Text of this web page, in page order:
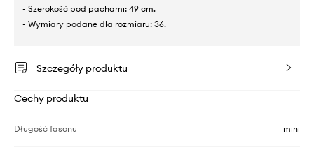
- Szerokość pod pachami: 49 cm.
- Wymiary podane dla rozmiaru: 36.
Szczegóły produktu
Cechy produktu
Długość fasonu mini